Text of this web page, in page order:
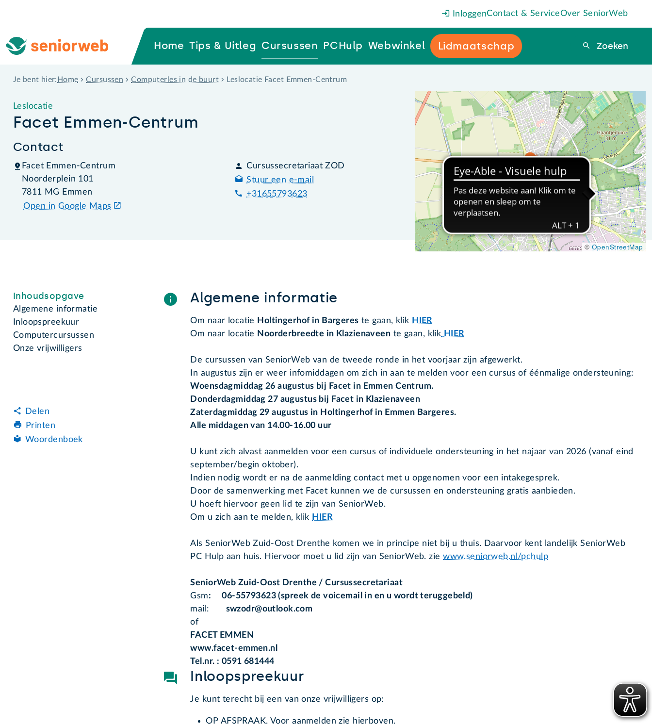
InloggenContact & ServiceOver SeniorWeb
Home Tips & Uitleg Cursussen PCHulp Webwinkel Lidmaatschap Zoeken
Zoeken
Je bent hier: Home Cursussen Computerles in de buurt Leslocatie Facet Emmen-Centrum
Leslocatie
Facet Emmen-Centrum
Contact
Facet Emmen-Centrum
Noorderplein 101
7811 MG Emmen
Open in Google Maps
Cursussecretariaat ZOD
Stuur een e-mail
+31655793623
© OpenStreetMap
Inhoudsopgave
Algemene informatie
Inloopspreekuur
Computercursussen
Onze vrijwilligers
Delen
Printen
Woordenboek
Algemene informatie
Om naar locatie Holtingerhof in Bargeres te gaan, klik HIER
Om naar locatie Noorderbreedte in Klazienaveen te gaan, klik HIER
De cursussen van SeniorWeb van de tweede ronde in het voorjaar zijn afgewerkt.
In augustus zijn er weer infomiddagen om zich in aan te melden voor een cursus of éénmalige ondersteuning:
Woensdagmiddag 26 augustus bij Facet in Emmen Centrum.
Donderdagmiddag 27 augustus bij Facet in Klazienaveen
Zaterdagmiddag 29 augustus in Holtingerhof in Emmen Bargeres.
Alle middagen van 14.00-16.00 uur
U kunt zich alvast aanmelden voor een cursus of individuele ondersteuning in het najaar van 2026 (vanaf eind
september/begin oktober).
Indien nodig wordt er na de aanmelding contact met u opgenomen voor een intakegesprek.
Door de samenwerking met Facet kunnen we de cursussen en ondersteuning gratis aanbieden.
U hoeft hiervoor geen lid te zijn van SeniorWeb.
Om u zich aan te melden, klik HIER
Als SeniorWeb Zuid-Oost Drenthe komen we in principe niet bij u thuis. Daarvoor kent landelijk SeniorWeb
PC Hulp aan huis. Hiervoor moet u lid zijn van SeniorWeb. ziewww.seniorweb.nl/pchulp
SeniorWeb Zuid-Oost Drenthe / Cursussecretariaat
Gsm: 06-55793623 (spreek de voicemail in en u wordt teruggebeld)
mail:
swzodr@outlook.com
of
FACET EMMEN
www.facet-emmen.nl
Tel.nr. : 0591 681444
Inloopspreekuur
Je kunt terecht bij een van onze vrijwilligers op:
OP AFSPRAAK. Voor aanmelden zie hierboven.